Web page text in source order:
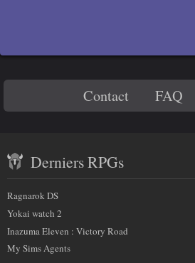
savoir
plus
sur
nous
Contact FAQ
récent
et
partenaires
Derniers RPGs
Ragnarok DS
Yokai watch 2
Inazuma Eleven : Victory Road
My Sims Agents